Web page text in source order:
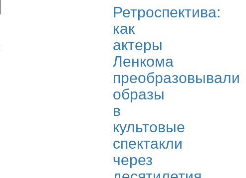
Ретроспектива:
как
актеры
Ленкома
преобразовывали
образы
в
культовые
спектакли
через